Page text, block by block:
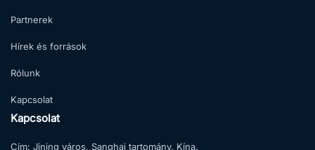
Partnerek
Hírek és források
Rólunk
Kapcsolat
Kapcsolat
Cím: Jining város, Sanghaj tartomány, Kína.